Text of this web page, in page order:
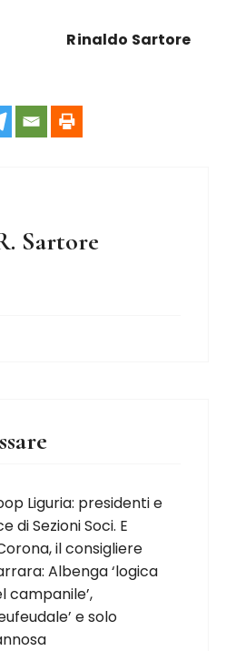
Rinaldo Sartore
Sartore
Liguria: presidenti e
di Sezioni Soci. E
il consigliere
Albenga ‘logica
campanile’,
e solo